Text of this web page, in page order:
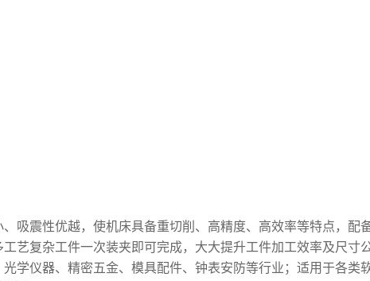
吸震性优越，使机床具备重切削、高精度、高效率等特点，配
艺复杂工件一次装夹即可完成，大大提升工件加工效率及尺寸
学仪器、精密五金、模具配件、钟表安防等行业；适用于各类